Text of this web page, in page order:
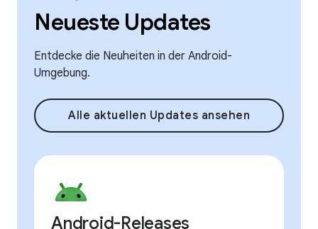
Neueste Updates
Entdecke die Neuheiten in der Android-
Umgebung.
Alle aktuellen Updates ansehen
Android-Releases